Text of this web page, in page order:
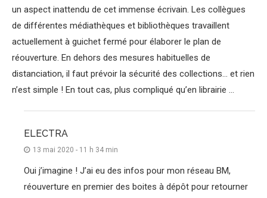
un aspect inattendu de cet immense écrivain. Les collègues
de différentes médiathèques et bibliothèques travaillent
actuellement à guichet fermé pour élaborer le plan de
réouverture. En dehors des mesures habituelles de
distanciation, il faut prévoir la sécurité des collections… et rien
n’est simple ! En tout cas, plus compliqué qu’en librairie …
ELECTRA
13 mai 2020 - 11 h 34 min
Oui j’imagine ! J’ai eu des infos pour mon réseau BM,
réouverture en premier des boites à dépôt pour retourner